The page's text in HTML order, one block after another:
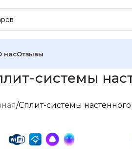
насОтзывы
системы
Сплит-системы